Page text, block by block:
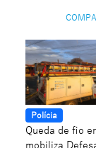
Polícia
Queda de fio
mobiliza